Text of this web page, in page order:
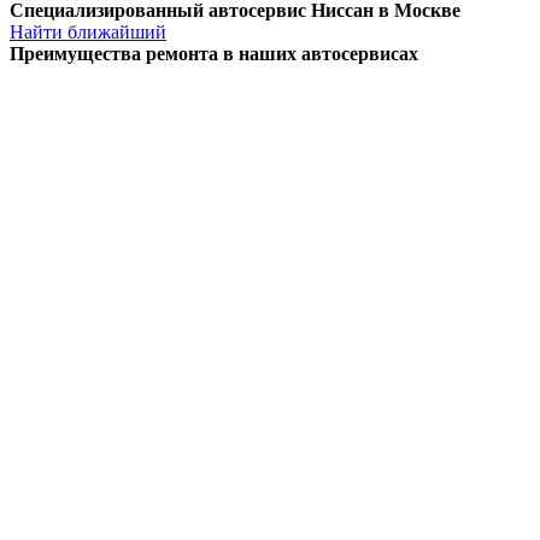
Специализированный автосервис Ниссан в Москве
Найти ближайший
Преимущества ремонта в наших автосервисах